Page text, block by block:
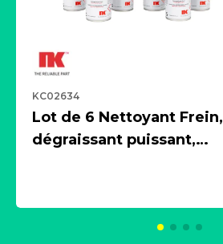
KC02634
Lot de 6 Nettoyant Frein,
dégraissant puissant,